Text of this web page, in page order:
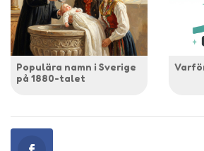
Populära namn i Sverige
på 1880-talet